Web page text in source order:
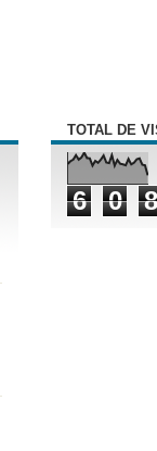
TOTAL DE
6 0 8